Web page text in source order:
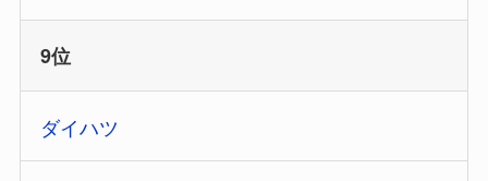
9位
ダイハツ